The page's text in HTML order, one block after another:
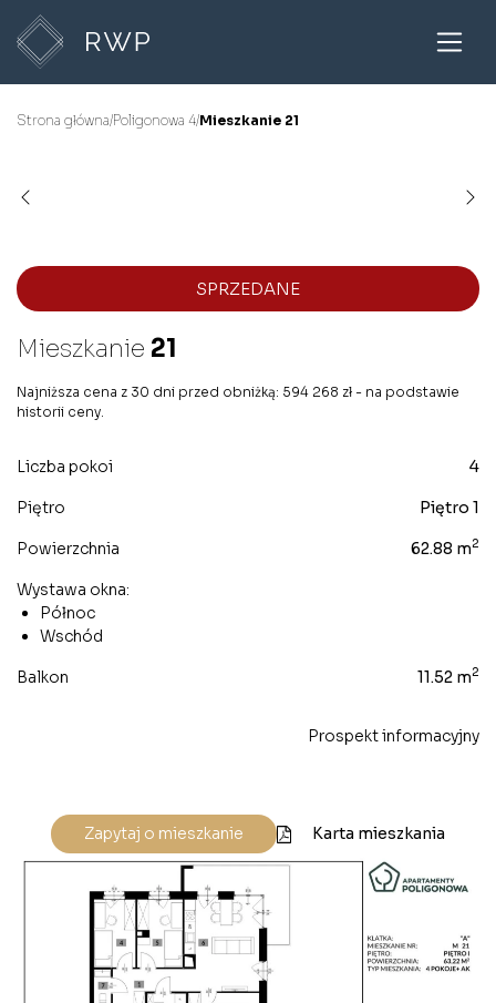
Strona główna/Poligonowa 4/Mieszkanie 21
SPRZEDANE
Mieszkanie 21
Najniższa cena z 30 dni przed obniżką: 594 268 zł - na podstawie
historii ceny.
Liczba pokoi 4
Piętro Piętro 1
Powierzchnia 62.88 m2
Wystawa okna:
Północ
Wschód
Balkon 11.52 m2
Prospekt informacyjny
Zapytaj o mieszkanie Karta mieszkania